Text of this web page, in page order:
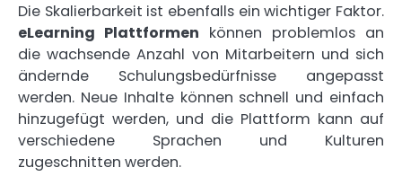
Die Skalierbarkeit ist ebenfalls ein wichtiger Faktor.
eLearning Plattformen können problemlos an
die wachsende Anzahl von Mitarbeitern und sich
ändernde Schulungsbedürfnisse angepasst
werden. Neue Inhalte können schnell und einfach
hinzugefügt werden, und die Plattform kann auf
verschiedene Sprachen und Kulturen
zugeschnitten werden.